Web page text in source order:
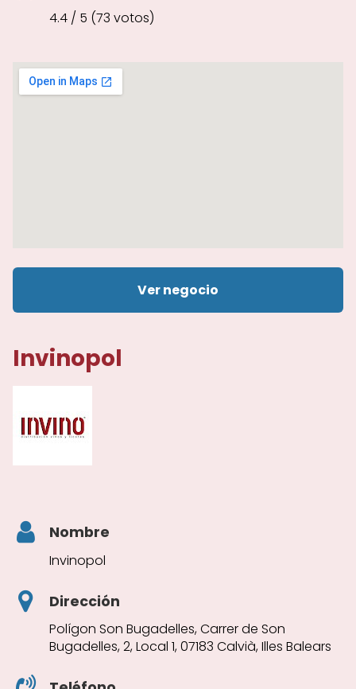
4.4 / 5 (73 votos)
Ver negocio
Invinopol
Nombre
Invinopol
Dirección
Polígon Son Bugadelles, Carrer de Son
Bugadelles, 2, Local 1, 07183 Calvià, Illes Balears